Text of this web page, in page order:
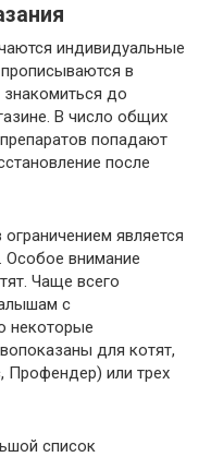
индивидуальные
в
до
В число общих
попадают
после
является
Особое внимание
Чаще всего
с
некоторые
для котят,
Профендер) или трех
список